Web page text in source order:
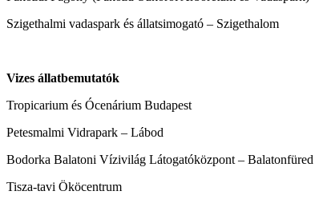
Szigethalmi vadaspark és állatsimogató – Szigethalom
Vizes állatbemutatók
Tropicarium és Ócenárium Budapest
Petesmalmi Vidrapark – Lábod
Bodorka Balatoni Vízivilág Látogatóközpont – Balatonfüred
Tisza-tavi Ököcentrum